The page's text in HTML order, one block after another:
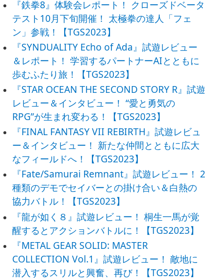
『鉄拳8』体験会レポート！ クローズドベータ
テスト10月下旬開催！ 太極拳の達人「フェ
ン」参戦！【TGS2023】
『SYNDUALITY Echo of Ada』試遊レビュー
＆レポート！ 学習するパートナーAIとともに
歩むふたり旅！【TGS2023】
『STAR OCEAN THE SECOND STORY R』試遊
レビュー＆インタビュー！ “愛と勇気の
RPG”が生まれ変わる！【TGS2023】
『FINAL FANTASY VII REBIRTH』試遊レビュ
ー＆インタビュー！ 新たな仲間とともに広大
なフィールドへ！【TGS2023】
『Fate/Samurai Remnant』試遊レビュー！ 2
種類のデモでセイバーとの掛け合い＆白熱の
協力バトル！【TGS2023】
『龍が如く８』試遊レビュー！ 桐生一馬が覚
醒するとアクションバトルに！【TGS2023】
『METAL GEAR SOLID: MASTER
COLLECTION Vol.1』試遊レビュー！ 敵地に
潜入するスリルと興奮、再び！【TGS2023】